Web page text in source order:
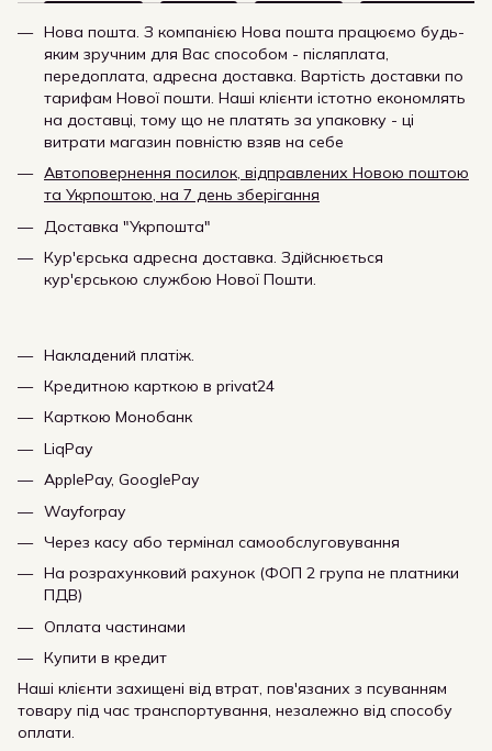
Нова пошта. З компанією Нова пошта працюємо будь-
яким зручним для Вас способом - післяплата,
передоплата, адресна доставка. Вартість доставки по
тарифам Нової пошти. Наші клієнти істотно економлять
на доставці, тому що не платять за упаковку - ці
витрати магазин повністю взяв на себе
Автоповернення посилок, відправлених Новою поштою
та Укрпоштою, на 7 день зберігання
Доставка "Укрпошта"
Кур'єрська адресна доставка. Здійснюється
кур'єрською службою Нової Пошти.
Накладений платіж.
Кредитною карткою в privat24
Карткою Монобанк
LiqPay
ApplePay, GooglePay
Wayforpay
Через касу або термінал самообслуговування
На розрахунковий рахунок (ФОП 2 група не платники
ПДВ)
Оплата частинами
Купити в кредит
Наші клієнти захищені від втрат, пов'язаних з псуванням
товару під час транспортування, незалежно від способу
оплати.